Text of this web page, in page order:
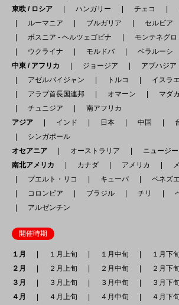
東欧 / ロシア
ハンガリー チェコ
ルーマニア
ブルガリア セルビア
ボスニア - ヘルツェゴビナ
モンテネグ
ウクライナ
モルドバ ベラルーシ
中東 / アフリカ
ジョージア アブハジア
アゼルバイジャン
トルコ イスラ
アラブ首長国連邦
オマーン
マダ
チュニジア
南アフリカ
アジア
インド 日本 中国
シンガポール
オセアニア
オーストラリア
ニュージ
南北アメリカ
カナダ アメリカ
プエルト・リコ
キューバ ベネズ
コロンビア
ブラジル チリ
アルゼンチン
開催時期
１月 １月上旬 １月中旬
１月下
２月
２月上旬 ２月中旬
２月下
３月
３月上旬 ３月中旬
３月下
４月
４月上旬 ４月中旬 ４月下